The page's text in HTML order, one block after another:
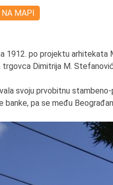
NA MAPI
1912. po projektu arhitekata
trgovca Dimitrija M.
svoju prvobitnu
banke, pa se među